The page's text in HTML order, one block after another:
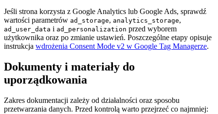
Jeśli strona korzysta z Google Analytics lub Google Ads, sprawdź
wartości parametrów ad_storage, analytics_storage,
ad_user_data i ad_personalization przed wyborem
użytkownika oraz po zmianie ustawień. Poszczególne etapy opisuje
instrukcja wdrożenia Consent Mode v2 w Google Tag Managerze.
Dokumenty i materiały do
uporządkowania
Zakres dokumentacji zależy od działalności oraz sposobu
przetwarzania danych. Przed kontrolą warto przejrzeć co najmniej: